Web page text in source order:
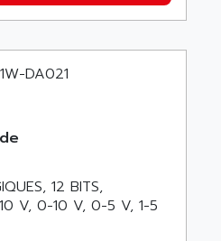
12 BITS,
V, 0-10 V, 0-5 V, 1-5